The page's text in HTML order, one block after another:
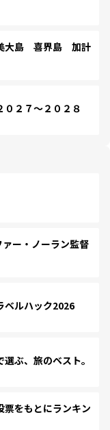
大島 喜界島 加計
２７～２０２８
ー・ノーラン監督
ルハック2026
ぶ、旅のベスト。
をもとにランキン